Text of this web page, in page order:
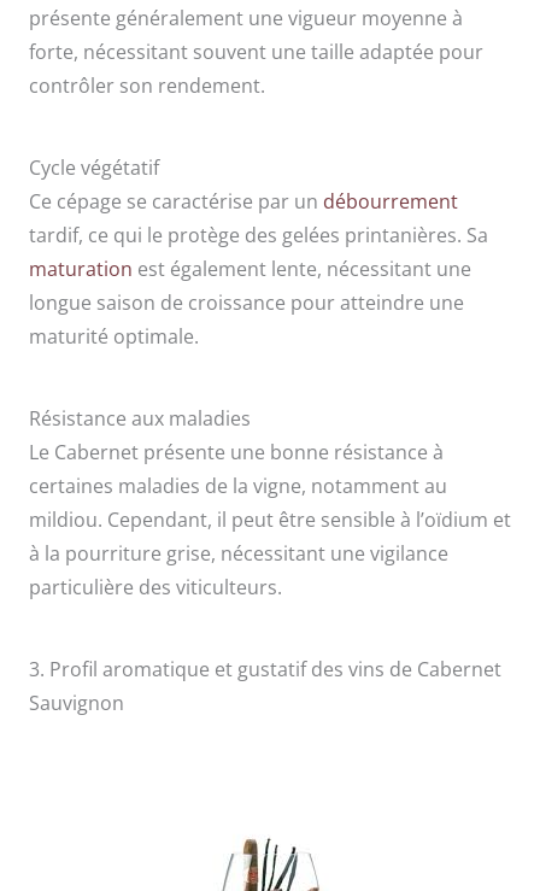
présente généralement une vigueur moyenne à
forte, nécessitant souvent une taille adaptée pour
contrôler son rendement.
Cycle végétatif
Ce cépage se caractérise par un débourrement
tardif, ce qui le protège des gelées printanières. Sa
maturation est également lente, nécessitant une
longue saison de croissance pour atteindre une
maturité optimale.
Résistance aux maladies
Le Cabernet présente une bonne résistance à
certaines maladies de la vigne, notamment au
mildiou. Cependant, il peut être sensible à l’oïdium et
à la pourriture grise, nécessitant une vigilance
particulière des viticulteurs.
3. Profil aromatique et gustatif des vins de Cabernet
Sauvignon